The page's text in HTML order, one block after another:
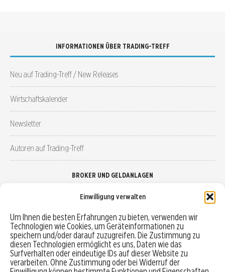
Einwilligung verwalten
Um Ihnen die besten Erfahrungen zu bieten, verwenden wir
Technologien wie Cookies, um Geräteinformationen zu
speichern und/oder darauf zuzugreifen. Die Zustimmung zu
diesen Technologien ermöglicht es uns, Daten wie das
Surfverhalten oder eindeutige IDs auf dieser Website zu
verarbeiten. Ohne Zustimmung oder bei Widerruf der
INFORMATIONEN ÜBER TRADING-TREFF
Neu auf Trading-Treff / New Releases
Wirtschaftskalender
Newsletter
Autoren auf Trading-Treff
BROKER UND GELDANLAGEN
Robo-Advisor vergleichen
Depotvergleich